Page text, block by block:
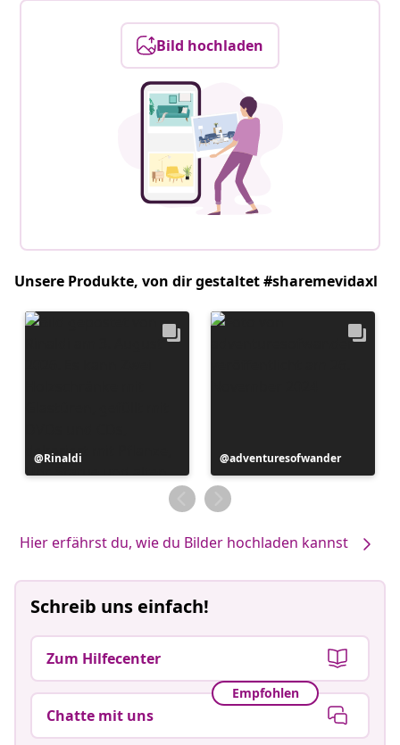
Bild hochladen
Unsere Produkte, von dir gestaltet #sharemevidaxl
Beitrag
veröffentlicht
Rinaldi
Beitrag
veröffentlicht
von
adventuresofwander
Hier erfährst du, wie du Bilder hochladen kannst
Schreib uns einfach!
Zum Hilfecenter
Empfohlen
Chatte mit uns